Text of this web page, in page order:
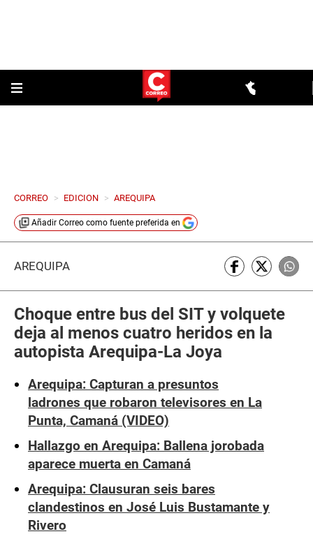
CORREO > EDICION > AREQUIPA
Añadir Correo como fuente preferida en
AREQUIPA
Choque entre bus del SIT y volquete
deja al menos cuatro heridos en la
autopista Arequipa-La Joya
Arequipa: Capturan a presuntos
ladrones que robaron televisores en La
Punta, Camaná (VIDEO)
Hallazgo en Arequipa: Ballena jorobada
aparece muerta en Camaná
Arequipa: Clausuran seis bares
clandestinos en José Luis Bustamante y
Rivero